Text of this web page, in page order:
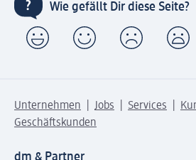
Wie gefällt Dir diese Seite?
Unternehmen Jobs Services
Geschäftskunden
dm & Partner